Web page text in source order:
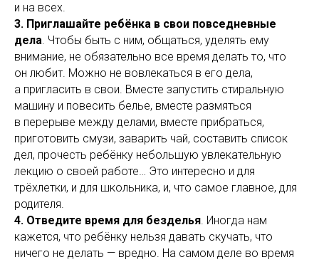
и на всех.
3. Приглашайте ребёнка в свои повседневные
дела. Чтобы быть с ним, общаться, уделять ему
внимание, не обязательно все время делать то, что
он любит. Можно не вовлекаться в его дела,
а пригласить в свои. Вместе запустить стиральную
машину и повесить белье, вместе размяться
в перерыве между делами, вместе прибраться,
приготовить смузи, заварить чай, составить список
дел, прочесть ребёнку небольшую увлекательную
лекцию о своей работе… Это интересно и для
трёхлетки, и для школьника, и, что самое главное, для
родителя.
4. Отведите время для безделья. Иногда нам
кажется, что ребёнку нельзя давать скучать, что
ничего не делать — вредно. На самом деле во время